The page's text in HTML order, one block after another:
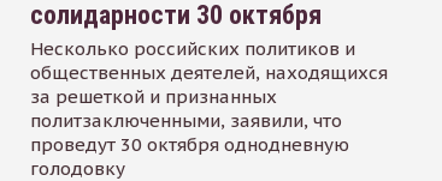
солидарности 30 октября
Несколько российских политиков и
общественных деятелей, находящихся
за решеткой и признанных
политзаключенными, заявили, что
проведут 30 октября однодневную
голодовку